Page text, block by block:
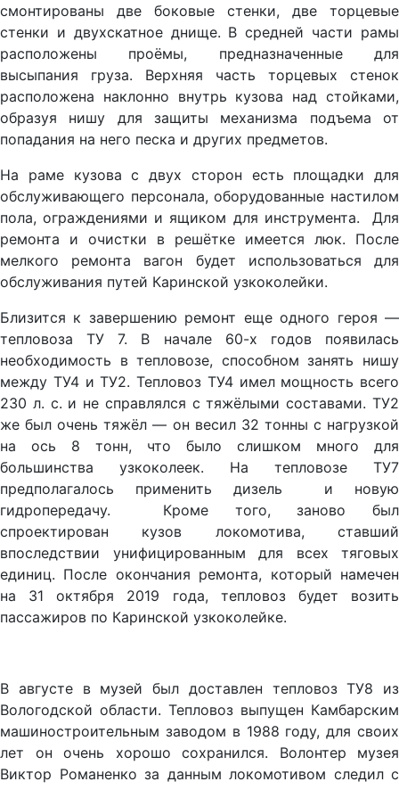
смонтированы две боковые стенки, две торцевые
стенки и двухскатное днище. В средней части рамы
расположены проёмы, предназначенные для
высыпания груза. Верхняя часть торцевых стенок
расположена наклонно внутрь кузова над стойками,
образуя нишу для защиты механизма подъема от
попадания на него песка и других предметов.
На раме кузова с двух сторон есть площадки для
обслуживающего персонала, оборудованные настилом
пола, ограждениями и ящиком для инструмента. Для
ремонта и очистки в решётке имеется люк. После
мелкого ремонта вагон будет использоваться для
обслуживания путей Каринской узкоколейки.
Близится к завершению ремонт еще одного героя —
тепловоза ТУ 7. В начале 60-х годов появилась
необходимость в тепловозе, способном занять нишу
между ТУ4 и ТУ2. Тепловоз ТУ4 имел мощность всего
230 л. с. и не справлялся с тяжёлыми составами. ТУ2
же был очень тяжёл — он весил 32 тонны с нагрузкой
на ось 8 тонн, что было слишком много для
большинства узкоколеек. На тепловозе ТУ7
предполагалось применить дизель и новую
гидропередачу. Кроме того, заново был
спроектирован кузов локомотива, ставший
впоследствии унифицированным для всех тяговых
единиц. После окончания ремонта, который намечен
на 31 октября 2019 года, тепловоз будет возить
пассажиров по Каринской узкоколейке.
В августе в музей был доставлен тепловоз ТУ8 из
Вологодской области. Тепловоз выпущен Камбарским
машиностроительным заводом в 1988 году, для своих
лет он очень хорошо сохранился. Волонтер музея
Виктор Романенко за данным локомотивом следил с